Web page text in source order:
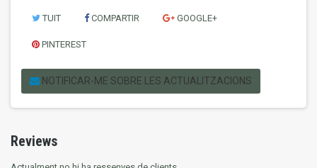
TUIT COMPARTIR GOOGLE+
PINTEREST
NOTIFICAR-ME SOBRE LES ACTUALITZACIONS
Reviews